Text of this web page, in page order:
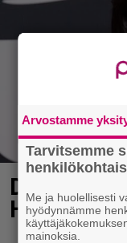
Diandra
Helsingistä
Arvostamme
Tarvitsemme
Me ja huolellisesti
hyödynnämme
mainoksia.